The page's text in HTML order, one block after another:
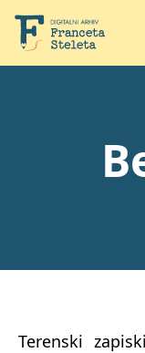
Terenski